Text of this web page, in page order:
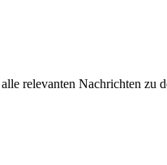
relevanten Nachrichten zu